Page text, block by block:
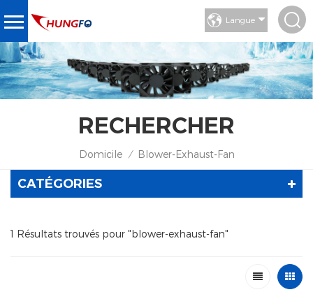
Langue
RECHERCHER
Domicile / Blower-Exhaust-Fan
CATÉGORIES
1 Résultats trouvés pour "blower-exhaust-fan"